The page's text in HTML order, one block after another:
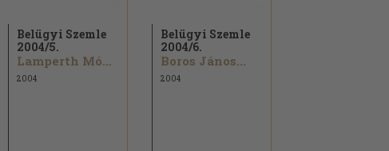
Belügyi Szemle
2004/5.
Lamperth Mónika...
2004
Belügyi Szemle
2004/6.
Boros János...
2004